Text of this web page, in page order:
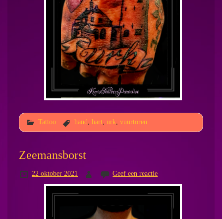
Tattoo hand hart, urk vuurtoren
Zeemansborst
22 oktober 2021 Geef een reactie